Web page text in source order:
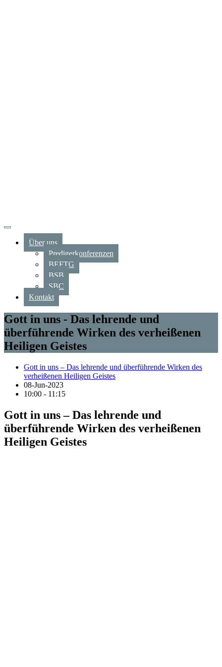
Über uns
Predigerkonferenzen
BEFTG
BSB
SBC
Kontakt
Gott in uns - Das lehrende und
überführende Wirken des verheißenen
Heiligen Geistes
Gott in uns – Das lehrende und überführende Wirken des
verheißenen Heiligen Geistes
08-Jun-2023
10:00 - 11:15
Gott in uns – Das lehrende und
überführende Wirken des verheißenen
Heiligen Geistes